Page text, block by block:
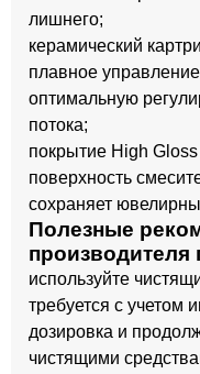
лишнего;
керамический
плавное
оптимальную
потока;
покрытие High
поверхность
сохраняет
Полезные
производителя
используйте
требуется с учетом
дозировка и
чистящими